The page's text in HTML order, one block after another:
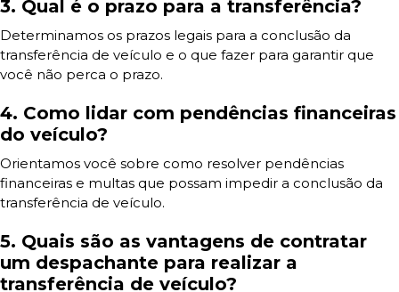
3. Qual é o prazo para a transferência?
Determinamos os prazos legais para a conclusão da
transferência de veículo e o que fazer para garantir que
você não perca o prazo.
4. Como lidar com pendências financeiras
do veículo?
Orientamos você sobre como resolver pendências
financeiras e multas que possam impedir a conclusão da
transferência de veículo.
5. Quais são as vantagens de contratar
um despachante para realizar a
transferência de veículo?